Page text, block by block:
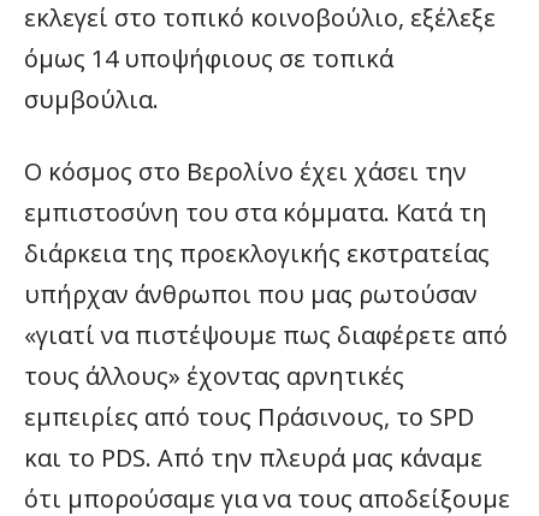
εκλεγεί στο τοπικό κοινοβούλιο, εξέλεξε
όμως 14 υποψήφιους σε τοπικά
συμβούλια.
Ο κόσμος στο Βερολίνο έχει χάσει την
εμπιστοσύνη του στα κόμματα. Κατά τη
διάρκεια της προεκλογικής εκστρατείας
υπήρχαν άνθρωποι που μας ρωτούσαν
«γιατί να πιστέψουμε πως διαφέρετε από
τους άλλους» έχοντας αρνητικές
εμπειρίες από τους Πράσινους, το SPD
και το PDS. Από την πλευρά μας κάναμε
ότι μπορούσαμε για να τους αποδείξουμε